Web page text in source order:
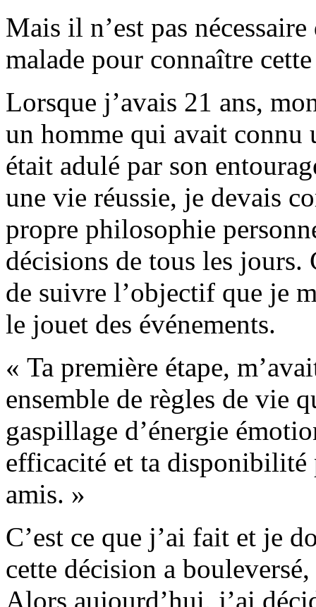
Mais il n’est pas
malade pour connaître
Lorsque j’avais 21 ans,
un homme qui avait connu
était adulé par son
une vie réussie, je devais
propre philosophie
décisions de tous les
de suivre l’objectif que je
le jouet des événements.
« Ta première étape,
ensemble de règles de vie
gaspillage d’énergie
efficacité et ta
amis. »
C’est ce que j’ai fait et je
cette décision a
Alors aujourd’hui, j’ai